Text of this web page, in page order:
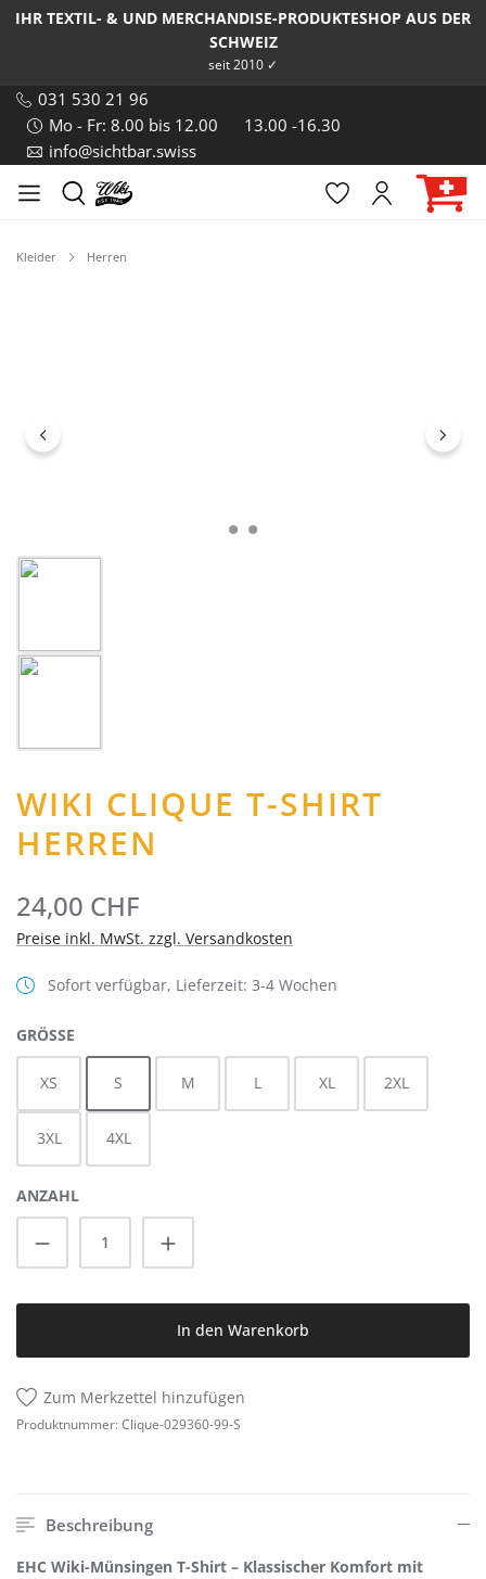
IHR TEXTIL- & UND MERCHANDISE-PRODUKTESHOP AUS DER
SCHWEIZ
seit 2010 ✓
031 530 21 96
Mo - Fr: 8.00 bis 12.00
13.00 -16.30
info@sichtbar.swiss
Kleider Herren
WIKI CLIQUE T-SHIRT
HERREN
24,00 CHF
Preise inkl. MwSt. zzgl. Versandkosten
Sofort verfügbar, Lieferzeit: 3-4 Wochen
GRÖSSE
XS S M L XL 2XL
3XL 4XL
ANZAHL
Produkt Anzahl: Gib den gewünschten
In den Warenkorb
Zum Merkzettel hinzufügen
Produktnummer: Clique-029360-99-S
Beschreibung
EHC Wiki-Münsingen T-Shirt – Klassischer Komfort mit